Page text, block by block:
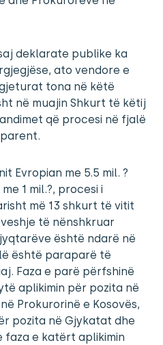
deklarate publike ka
ato vendore e
tona në këtë
në muajin Shkurt të këtij
që procesi në fjalë
Evropian me 5.5 mil. ?
1 mil.?, procesi i
më 13 shkurt të vitit
të nënshkruar
është ndarë në
është paraparë të
Faza e parë përfshinë
aplikimin për pozita në
Prokurorinë e Kosovës,
pozita në Gjykatat dhe
faza e katërt aplikimin